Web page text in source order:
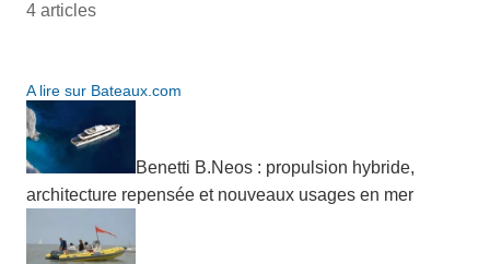
4 articles
A lire sur Bateaux.com
Benetti B.Neos : propulsion hybride,
architecture repensée et nouveaux usages en mer